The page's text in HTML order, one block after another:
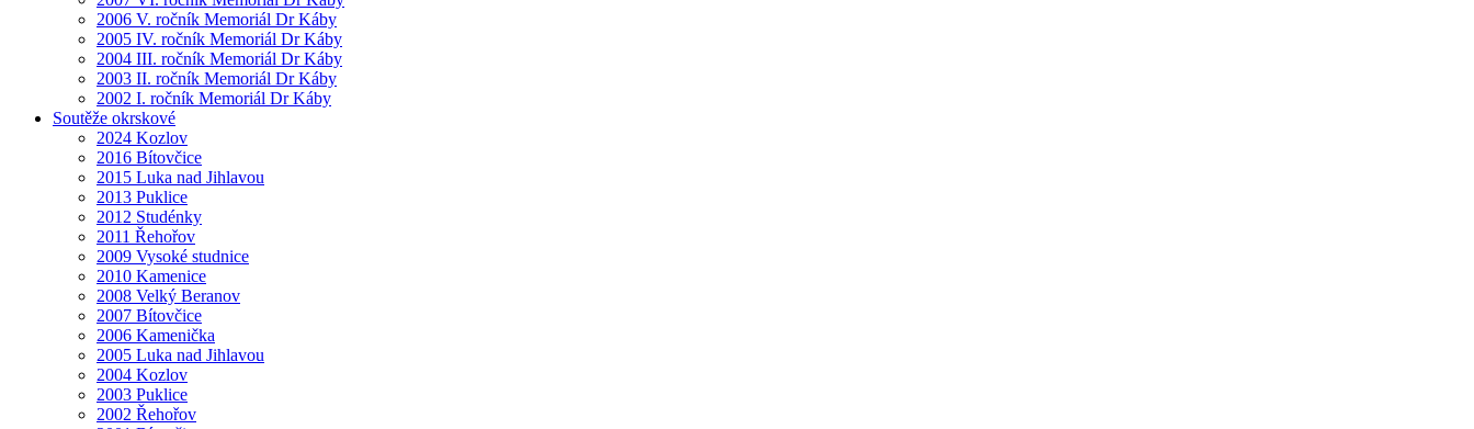
2006 V. ročník Memoriál Dr Káby
2005 IV. ročník Memoriál Dr Káby
2004 III. ročník Memoriál Dr Káby
2003 II. ročník Memoriál Dr Káby
2002 I. ročník Memoriál Dr Káby
Soutěže okrskové
2024 Kozlov
2016 Bítovčice
2015 Luka nad Jihlavou
2013 Puklice
2012 Studénky
2011 Řehořov
2009 Vysoké studnice
2010 Kamenice
2008 Velký Beranov
2007 Bítovčice
2006 Kamenička
2005 Luka nad Jihlavou
2004 Kozlov
2003 Puklice
2002 Řehořov